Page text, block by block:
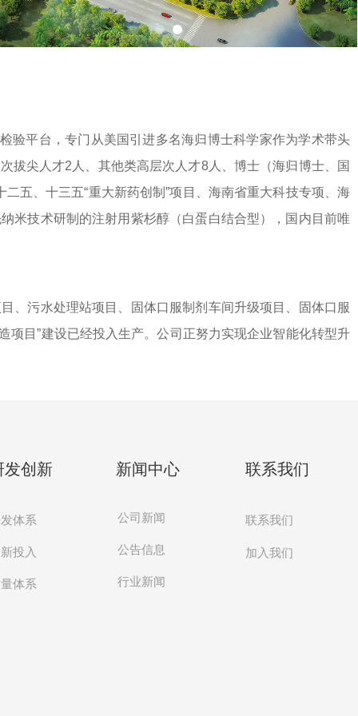
平台，专门从美国引进多名海归博士科学家作为学术带头
拔尖人才2人、其他类高层次人才8人、博士（海归博士、国
五、十三五“重大新药创制”项目、海南省重大科技专项、海
米技术研制的注射用紫杉醇（白蛋白结合型），国内目前唯
污水处理站项目、固体口服制剂车间升级项目、固体口服
目”建设已经投入生产。公司正努力实现企业智能化转型升
发创新
体系
投入
体系
新闻中心
公司新闻
公告信息
行业新闻
联系我们
联系我们
加入我们